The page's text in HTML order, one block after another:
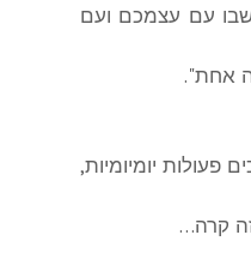
עם עצמכם ועם
אחת".
יומיומיות,
קרה…